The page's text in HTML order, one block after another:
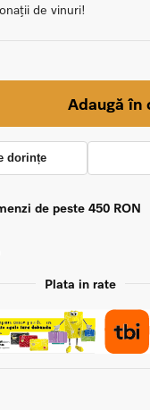
de vinuri!
Adaugă în
dorințe
de peste 450 RON
Plata in rate